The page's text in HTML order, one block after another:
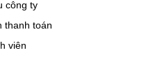
công ty
thanh toán
viên